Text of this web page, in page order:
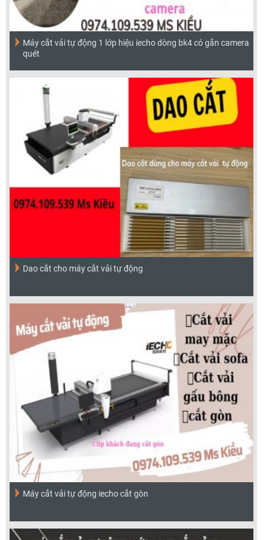
Máy cắt vải tự động 1 lớp hiệu iecho dòng bk4 có gắn camera
quét
Dao cắt cho máy cắt vải tự động
Máy cắt vải tự động iecho cắt gòn